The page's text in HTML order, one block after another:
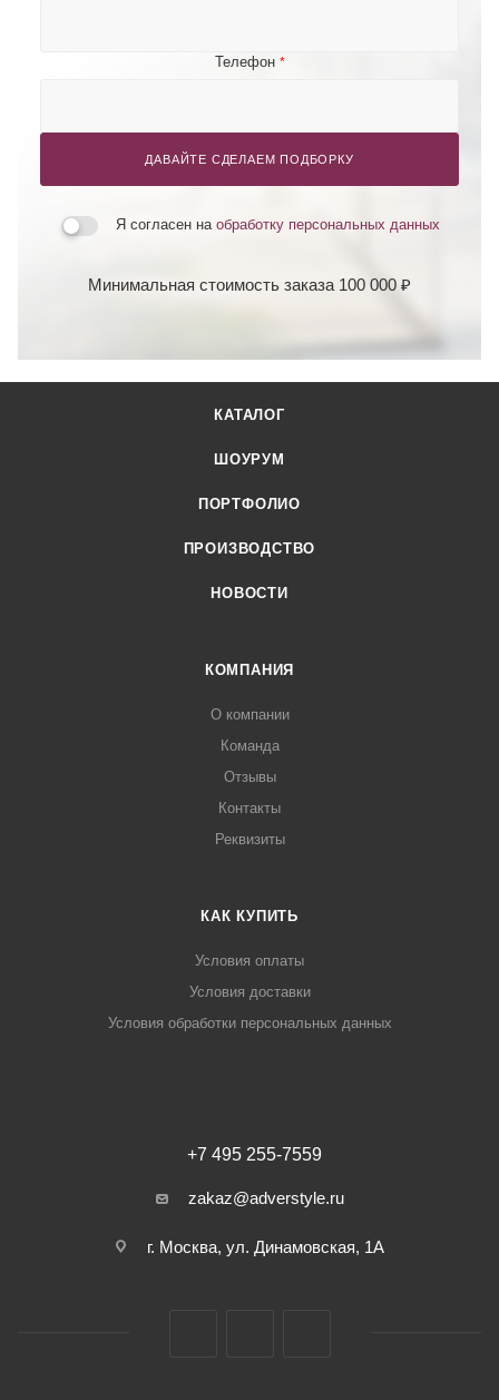
Телефон *
ДАВАЙТЕ СДЕЛАЕМ ПОДБОРКУ
Я согласен на обработку персональных данных
Минимальная стоимость заказа 100 000 ₽
КАТАЛОГ
ШОУРУМ
ПОРТФОЛИО
ПРОИЗВОДСТВО
НОВОСТИ
КОМПАНИЯ
О компании
Команда
Отзывы
Контакты
Реквизиты
КАК КУПИТЬ
Условия оплаты
Условия доставки
Условия обработки персональных данных
+7 495 255-7559
zakaz@adverstyle.ru
г. Москва, ул. Динамовская, 1А